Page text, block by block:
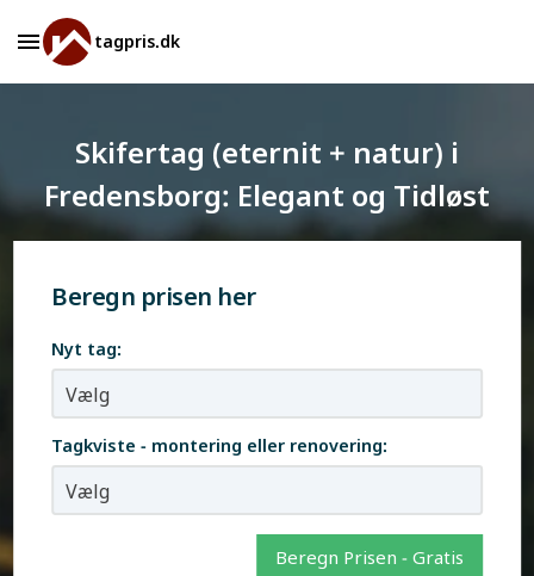
tagpris.dk
Skifertag (eternit + natur) i
Fredensborg: Elegant og Tidløst
Beregn prisen her
Nyt tag:
Tagkviste - montering eller renovering:
Beregn Prisen - Gratis